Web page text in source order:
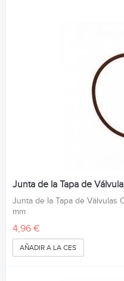
Junta de la Tapa de
Junta de la Tapa de Válvulas
mm
4,96 €
AÑADIR A LA CESTA